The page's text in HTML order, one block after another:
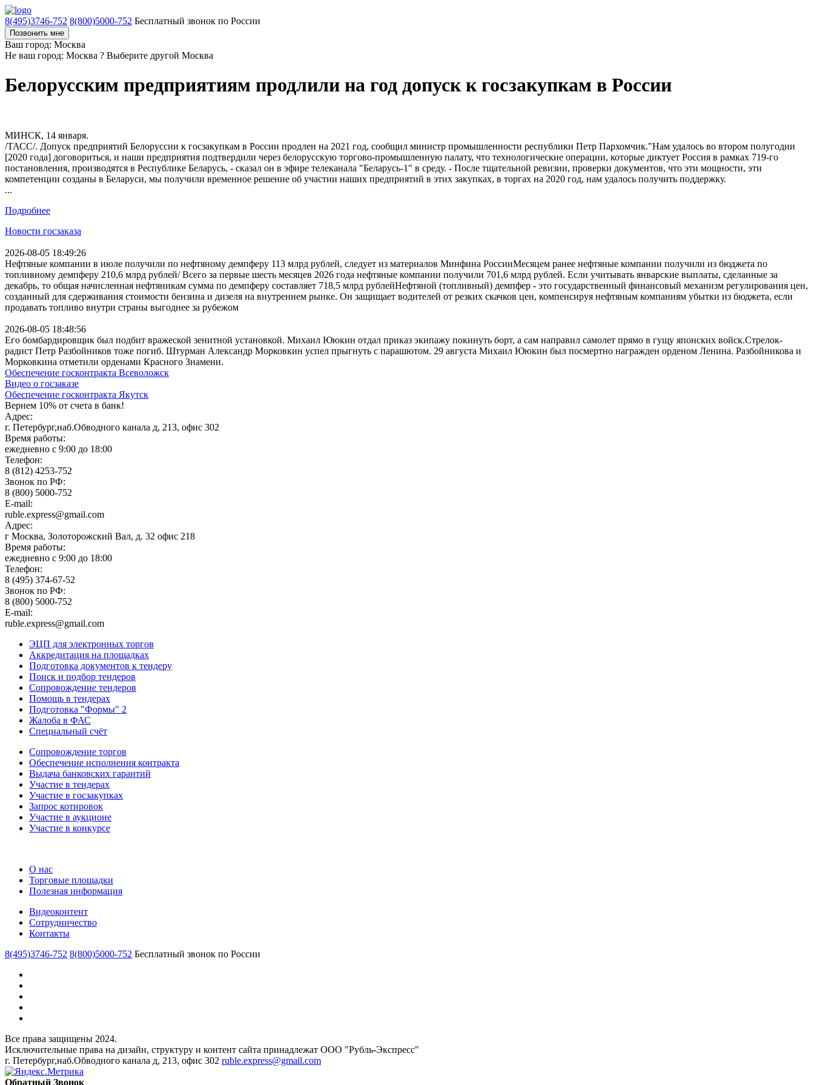
8(495)3746-752 8(800)5000-752 Бесплатный звонок по России
Позвонить мне
Ваш город: Москва
Не ваш город: Москва ? Выберите другой Москва
Белорусским предприятиям продлили на год допуск к госзакупкам в России
МИНСК, 14 января.
/ТАСС/. Допуск предприятий Белоруссии к госзакупкам в России продлен на 2021 год, сообщил министр промышленности республики Петр Пархомчик."Нам удалось во втором полугодии
[2020 года] договориться, и наши предприятия подтвердили через белорусскую торгово-промышленную палату, что технологические операции, которые диктует Россия в рамках 719-го
постановления, производятся в Республике Беларусь, - сказал он в эфире телеканала "Беларусь-1" в среду. - После тщательной ревизии, проверки документов, что эти мощности, эти
компетенции созданы в Беларуси, мы получили временное решение об участии наших предприятий в этих закупках, в торгах на 2020 год, нам удалось получить поддержку.
...
Подробнее
Новости госзаказа
2026-08-05 18:49:26
Нефтяные компании в июле получили по нефтяному демпферу 113 млрд рублей, следует из материалов Минфина РоссииМесяцем ранее нефтяные компании получили из бюджета по
топливному демпферу 210,6 млрд рублей/ Всего за первые шесть месяцев 2026 года нефтяные компании получили 701,6 млрд рублей. Если учитывать январские выплаты, сделанные за
декабрь, то общая начисленная нефтяникам сумма по демпферу составляет 718,5 млрд рублейНефтяной (топливный) демпфер - это государственный финансовый механизм регулирования цен,
созданный для сдерживания стоимости бензина и дизеля на внутреннем рынке. Он защищает водителей от резких скачков цен, компенсируя нефтяным компаниям убытки из бюджета, если
продавать топливо внутри страны выгоднее за рубежом
2026-08-05 18:48:56
Его бомбардировщик был подбит вражеской зенитной установкой. Михаил Ююкин отдал приказ экипажу покинуть борт, а сам направил самолет прямо в гущу японских войск.Стрелок-
радист Петр Разбойников тоже погиб. Штурман Александр Морковкин успел прыгнуть с парашютом. 29 августа Михаил Ююкин был посмертно награжден орденом Ленина. Разбойникова и
Морковкина отметили орденами Красного Знамени.
Обеспечение госконтракта Всеволожск
Видео о госзаказе
Обеспечение госконтракта Якутск
Вернем 10% от счета в банк!
Адрес:
г. Петербург,наб.Обводного канала д, 213, офис 302
Время работы:
ежедневно с 9:00 до 18:00
Телефон:
8 (812) 4253-752
Звонок по РФ:
8 (800) 5000-752
E-mail:
ruble.express@gmail.com
Адрес:
г Москва, Золоторожский Вал, д. 32 офис 218
Время работы:
ежедневно с 9:00 до 18:00
Телефон:
8 (495) 374-67-52
Звонок по РФ:
8 (800) 5000-752
E-mail:
ruble.express@gmail.com
ЭЦП для электронных торгов
Аккредитация на площадках
Подготовка документов к тендеру
Поиск и подбор тендеров
Сопровождение тендеров
Помощь в тендерах
Подготовка "Формы" 2
Жалоба в ФАС
Специальный счёт
Сопровождение торгов
Обеспечение исполнения контракта
Выдача банковских гарантий
Участие в тендерах
Участие в госзакупках
Запрос котировок
Участие в аукционе
Участие в конкурсе
О нас
Торговые площадки
Полезная информация
Видеоконтент
Сотрудничество
Контакты
8(495)3746-752 8(800)5000-752 Бесплатный звонок по России
Все права защищены 2024.
Исключительные права на дизайн, структуру и контент сайта принадлежат ООО "Рубль-Экспресс"
г. Петербург,наб.Обводного канала д, 213, офис 302 ruble.express@gmail.com
Обратный Звонок